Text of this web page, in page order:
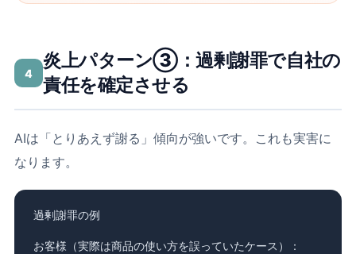
4
炎上パターン③：過剰謝罪で自社の
責任を確定させる
AIは「とりあえず謝る」傾向が強いです。これも実害に
なります。
過剰謝罪の例
お客様（実際は商品の使い方を誤っていたケース）：